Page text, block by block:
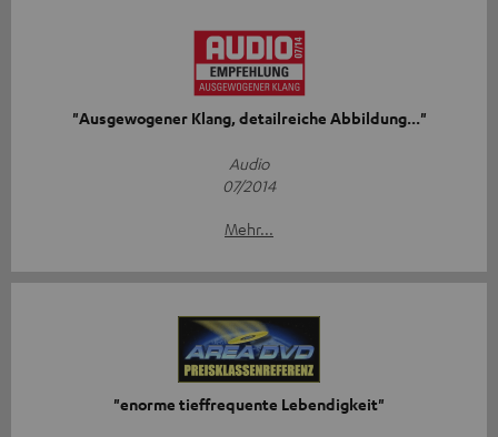
"Ausgewogener Klang, detailreiche Abbildung..."
Audio
07/2014
Mehr...
"enorme tieffrequente Lebendigkeit"